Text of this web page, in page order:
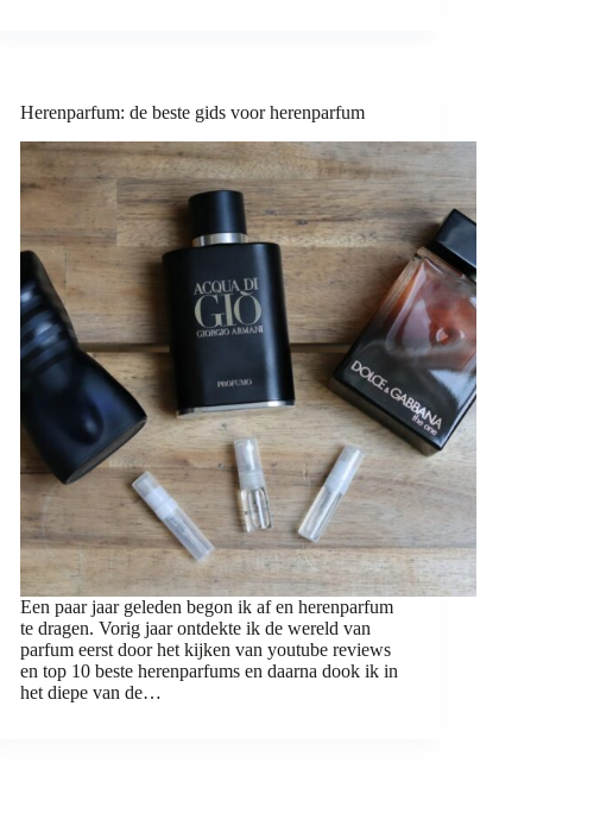
Herenparfum: de beste gids voor herenparfum
Een paar jaar geleden begon ik af en herenparfum
te dragen. Vorig jaar ontdekte ik de wereld van
parfum eerst door het kijken van youtube reviews
en top 10 beste herenparfums en daarna dook ik in
het diepe van de…